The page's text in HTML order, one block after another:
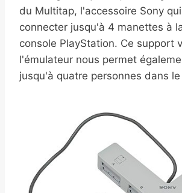
du Multitap, l'accessoire Sony
connecter jusqu'à 4 manettes à
console PlayStation. Ce support
l'émulateur nous permet
jusqu'à quatre personnes dans